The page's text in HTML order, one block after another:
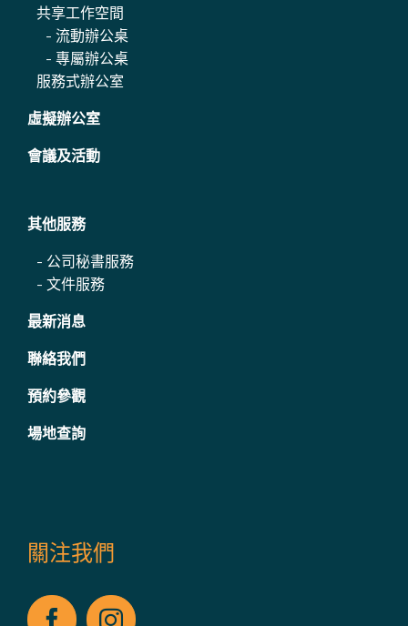
共享工作空間
- 流動辦公桌
- 專屬辦公桌
服務式辦公室
虛擬辦公室
會議及活動
其他服務
- 公司秘書服務
- 文件服務
最新消息
聯絡我們
預約參觀
場地查詢
關注我們